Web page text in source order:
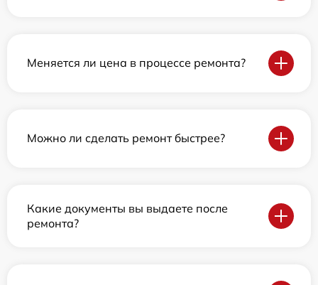
Меняется ли цена в процессе ремонта?
Можно ли сделать ремонт быстрее?
Какие документы вы выдаете после
ремонта?